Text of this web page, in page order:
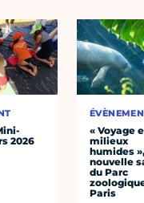
2026
« Voyage
milieux
humides
nouvelle
du Parc
Paris